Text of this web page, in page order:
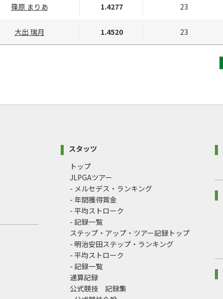
篠原 まりあ 1.4277 23
大出 瑞月 1.4520 23
スタッツ
トップ
JLPGAツアー
- メルセデス・ランキング
- 年間獲得賞金
- 平均ストローク
- 記録一覧
ステップ・アップ・ツアー記録トップ
- 明治安田ステップ・ランキング
- 平均ストローク
- 記録一覧
通算記録
公式競技 記録集